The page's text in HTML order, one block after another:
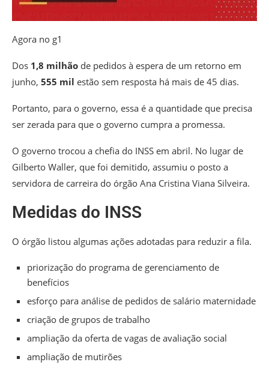
Agora no g1
Dos 1,8 milhão de pedidos à espera de um retorno em
junho, 555 mil estão sem resposta há mais de 45 dias.
Portanto, para o governo, essa é a quantidade que precisa
ser zerada para que o governo cumpra a promessa.
O governo trocou a chefia do INSS em abril. No lugar de
Gilberto Waller, que foi demitido, assumiu o posto a
servidora de carreira do órgão Ana Cristina Viana Silveira.
Medidas do INSS
O órgão listou algumas ações adotadas para reduzir a fila.
priorização do programa de gerenciamento de
benefícios
esforço para análise de pedidos de salário maternidade
criação de grupos de trabalho
ampliação da oferta de vagas de avaliação social
ampliação de mutirões